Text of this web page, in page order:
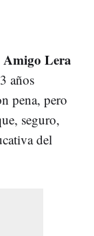
Lera
años
pena, pero
seguro,
del